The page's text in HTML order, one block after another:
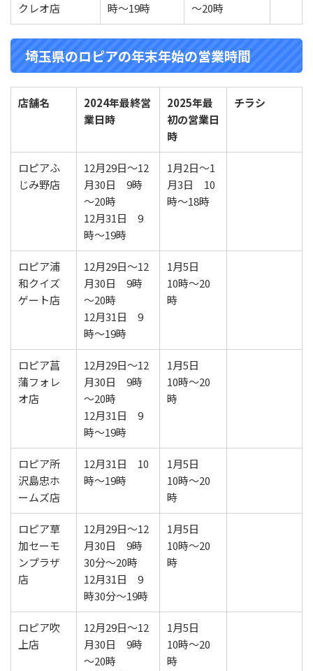
クレオ店
時～19時
～20時
埼玉県のロピアの年末年始の営業時間
店舗名
2024年最終営
業日時
2025年最
初の営業日
時
チラシ
ロピアふ
じみ野店
12月29日～12
月30日 9時
～20時
12月31日 9
時～19時
1月2日～1
月3日 10
時～18時
ロピア浦
和クイズ
ゲート店
12月29日～12
月30日 9時
～20時
12月31日 9
時～19時
1月5日
10時～20
時
ロピア菖
蒲フォレ
オ店
12月29日～12
月30日 9時
～20時
12月31日 9
時～19時
1月5日
10時～20
時
ロピア所
沢島忠ホ
ームズ店
12月31日 10
時～19時
1月5日
10時～20
時
ロピア草
加セーモ
ンプラザ
店
12月29日～12
月30日 9時
30分～20時
12月31日 9
時30分～19時
1月5日
10時～20
時
ロピア吹
上店
12月29日～12
月30日 9時
～20時
1月5日
10時～20
時